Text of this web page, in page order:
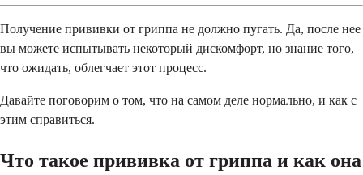
Получение прививки от гриппа не должно пугать. Да, после нее
вы можете испытывать некоторый дискомфорт, но знание того,
что ожидать, облегчает этот процесс.
Давайте поговорим о том, что на самом деле нормально, и как с
этим справиться.
Что такое прививка от гриппа и как она